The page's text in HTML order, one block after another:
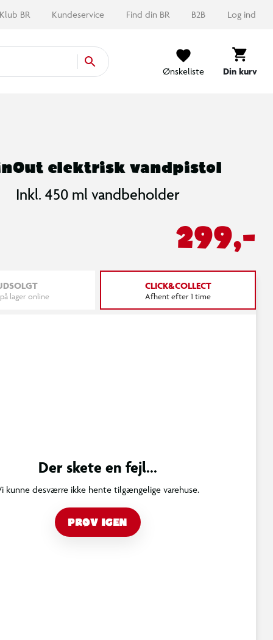
Klub BR Kundeservice Find din BR B2B Log ind
Ønskeliste Din kurv
elektrisk vandpistol
Inkl. 450 ml vandbeholder
299,-
lager online
CLICK&COLLECT
Afhent efter 1 time
Der skete en fejl...
kunne desværre ikke hente tilgængelige varehuse.
PRØV IGEN